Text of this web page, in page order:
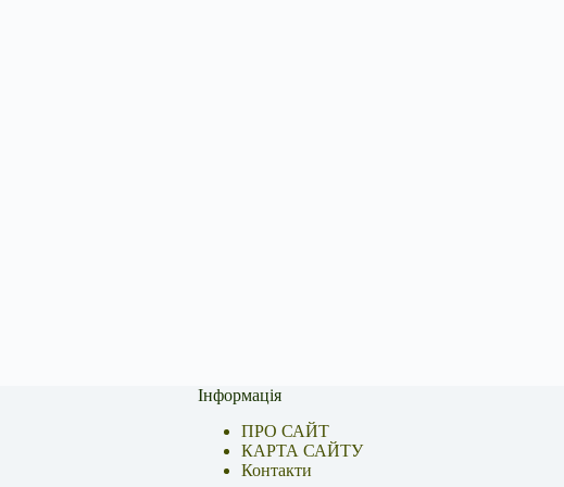
Інформація
ПРО САЙТ
КАРТА САЙТУ
Контакти